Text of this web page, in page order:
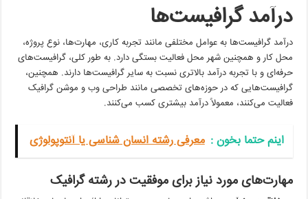
درآمد گرافیست‌ها
درآمد گرافیست‌ها به عوامل مختلفی مانند تجربه کاری، مهارت‌ها، نوع پروژه،
محل کار و همچنین شهر محل فعالیت بستگی دارد. به طور کلی، گرافیست‌های
حرفه‌ای و با تجربه درآمد بالاتری نسبت به سایر گرافیست‌ها دارند. همچنین،
گرافیست‌هایی که در حوزه‌های تخصصی مانند طراحی وب و موشن گرافیک
فعالیت می‌کنند، معمولاً درآمد بیشتری کسب می‌کنند.
اینم حتما بخون‌ : معرفی رشته انسان شناسی یا آنتوپولوژی
مهارت‌های مورد نیاز برای موفقیت در رشته گرافیک